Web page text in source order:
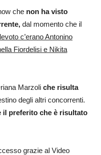
che non ha visto
dal momento che il
c’erano Antonino
Fiordelisi e Nikita
Marzoli che risulta
degli altri concorrenti.
il preferito che è risultato
grazie al Video